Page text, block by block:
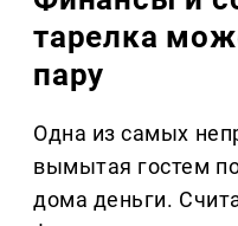
тарелка
пару
Одна из самых
вымытая гостем
дома деньги.